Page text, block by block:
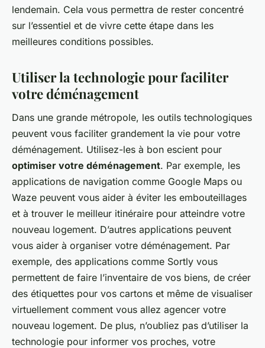
lendemain. Cela vous permettra de rester concentré
sur l’essentiel et de vivre cette étape dans les
meilleures conditions possibles.
Utiliser la technologie pour faciliter
votre déménagement
Dans une grande métropole, les outils technologiques
peuvent vous faciliter grandement la vie pour votre
déménagement. Utilisez-les à bon escient pour
optimiser votre déménagement. Par exemple, les
applications de navigation comme Google Maps ou
Waze peuvent vous aider à éviter les embouteillages
et à trouver le meilleur itinéraire pour atteindre votre
nouveau logement. D’autres applications peuvent
vous aider à organiser votre déménagement. Par
exemple, des applications comme Sortly vous
permettent de faire l’inventaire de vos biens, de créer
des étiquettes pour vos cartons et même de visualiser
virtuellement comment vous allez agencer votre
nouveau logement. De plus, n’oubliez pas d’utiliser la
technologie pour informer vos proches, votre